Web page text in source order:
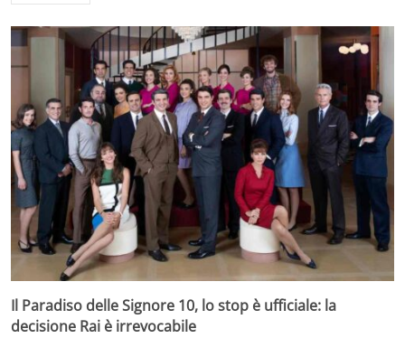
Il Paradiso delle Signore 10, lo stop è ufficiale: la
decisione Rai è irrevocabile